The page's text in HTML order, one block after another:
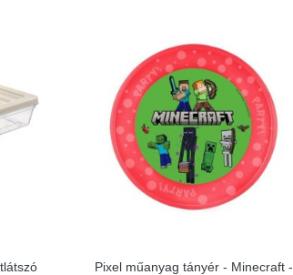
Pixel műanyag tányér - Minecraft -